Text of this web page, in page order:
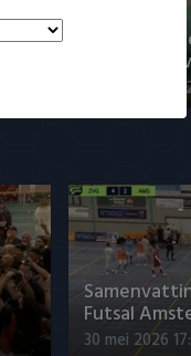
PSV
ervaren
6 augustus
Futsal
30 mei 2026